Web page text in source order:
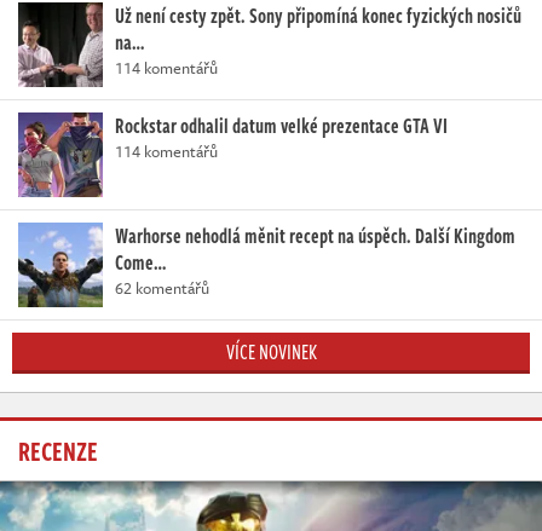
Už není cesty zpět. Sony připomíná konec fyzických nosičů
na…
114 komentářů
Rockstar odhalil datum velké prezentace GTA VI
114 komentářů
Warhorse nehodlá měnit recept na úspěch. Další Kingdom
Come…
62 komentářů
VÍCE NOVINEK
RECENZE